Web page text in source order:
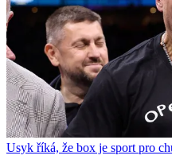
Usyk říká, že box je sport pro